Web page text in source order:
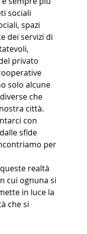
sociali
spazi
dei servizi di
privato
solo alcune
che
città.
con
sfide
per
realtà
cui ognuna si
in luce la
che si